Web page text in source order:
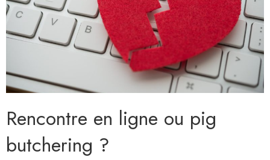
Rencontre en ligne ou pig
butchering ?